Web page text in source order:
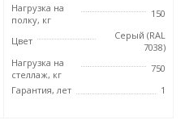
Нагрузка на
полку, кг
150
Цвет
Серый (RAL
7038)
Нагрузка на
стеллаж, кг
750
Гарантия, лет
1